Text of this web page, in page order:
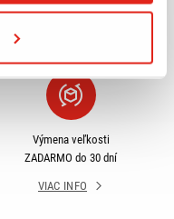
SR
Výmena veľkosti
ZADARMO do 30 dní
VIAC INFO